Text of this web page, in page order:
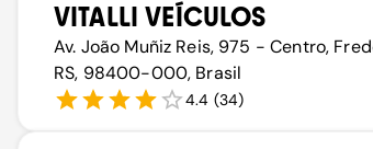
VITALLI VEÍCULOS
Av. João Muñiz Reis, 975 - Centro,
RS, 98400-000, Brasil
4.4 (34)